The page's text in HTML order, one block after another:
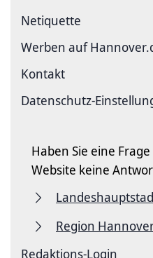
Netiquette
Werben auf
Kontakt
Datenschutz-
Haben Sie eine
Website keine
Region
Redaktions-Login